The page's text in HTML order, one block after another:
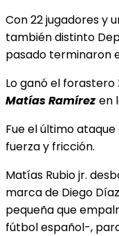
Con 22 jugadores y
también distinto
pasado terminaron
Lo ganó el forastero
Matías Ramírez en
Fue el último
fuerza y fricción.
Matías Rubio jr.
marca de Diego
pequeña que
fútbol español-,